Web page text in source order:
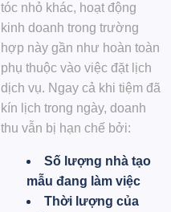
tóc nhỏ khác, hoạt động
kinh doanh trong trường
hợp này gần như hoàn toàn
phụ thuộc vào việc đặt lịch
dịch vụ. Ngay cả khi tiệm đã
kín lịch trong ngày, doanh
thu vẫn bị hạn chế bởi:
Số lượng nhà tạo
mẫu đang làm việc
Thời lượng của